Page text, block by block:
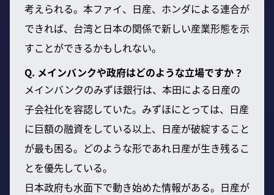
考えられる。本ファイ、日産、ホンダによる連合が
できれば、台湾と日本の関係で新しい産業形態を示
すことができるかもしれない。
Q. メインバンクや政府はどのような立場ですか？
メインバンクのみずほ銀行は、本田による日産の
子会社化を容認していた。みずほにとっては、日産
に巨額の融資をしている以上、日産が破綻すること
が最も困る。どのような形であれ日産が生き残るこ
とを優先している。
日本政府も水面下で動き始めた情報がある。日産が